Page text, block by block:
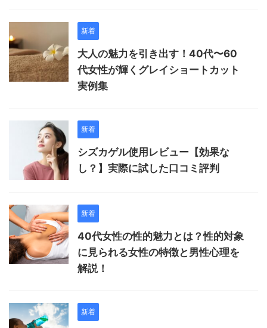
新着
大人の魅力を引き出す！40代〜60
代女性が輝くグレイショートカット
実例集
新着
シズカゲル使用レビュー【効果な
し？】実際に試した口コミ評判
新着
40代女性の性的魅力とは？性的対象
に見られる女性の特徴と男性心理を
解説！
新着